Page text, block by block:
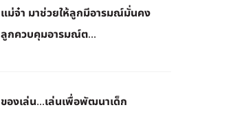
แม่จ๋า มาช่วยให้ลูกมีอารมณ์มั่นคง
ลูกควบคุมอารมณ์ต...
ของเล่น...เล่นเพื่อพัฒนาเด็ก